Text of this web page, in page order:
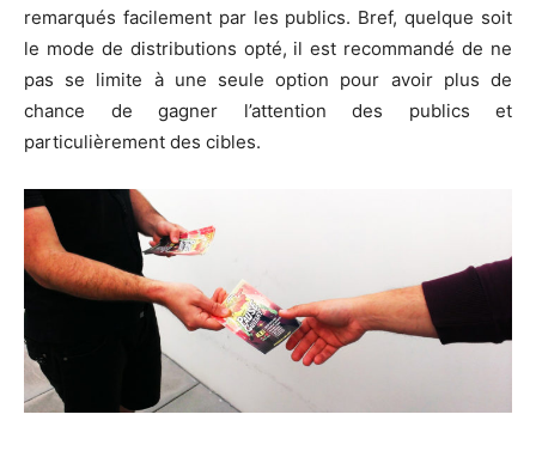
remarqués facilement par les publics. Bref, quelque soit
le mode de distributions opté, il est recommandé de ne
pas se limite à une seule option pour avoir plus de
chance de gagner l’attention des publics et
particulièrement des cibles.